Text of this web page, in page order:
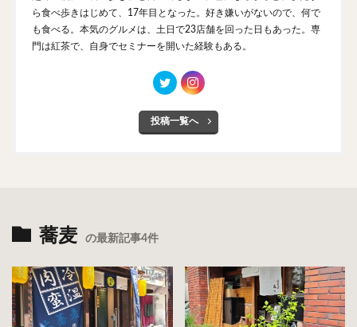
ら食べ歩きはじめて、17年目となった。好き嫌いがないので、何で
も食べる。本気のグルメは、土日で23店舗を回った日もあった。専
門は紅茶で、自身でセミナーを開いた経験もある。
投稿一覧へ
蕎麦 の最新記事4件